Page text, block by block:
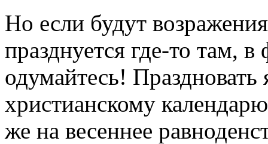
Но если будут
празднуется где-то там,
одумайтесь!
христианскому
же на весеннее